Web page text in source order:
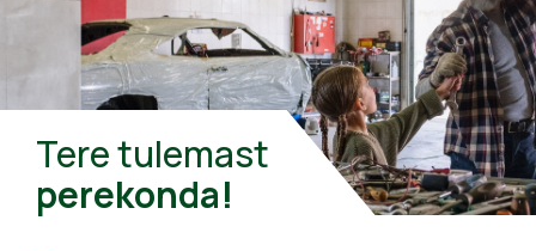
Tere tulemast
perekonda!